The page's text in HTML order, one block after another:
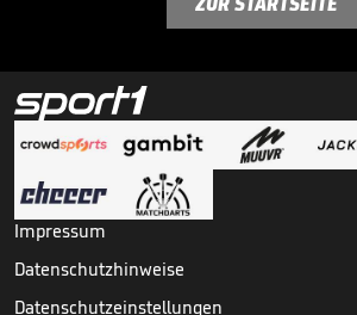
Impressum
Datenschutzhinweise
Datenschutzeinstellungen